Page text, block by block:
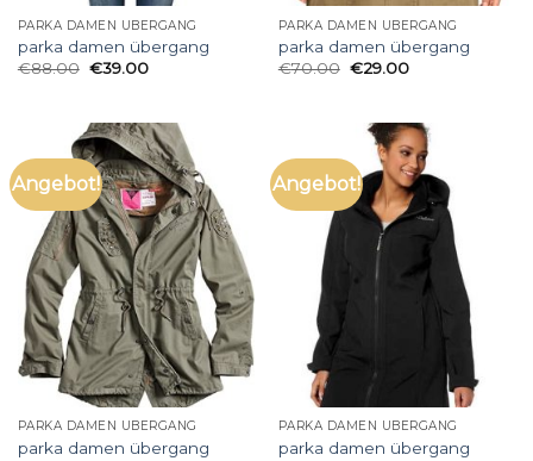
PARKA DAMEN ÜBERGANG
parka damen übergang
€88.00 €39.00
PARKA DAMEN ÜBERGANG
parka damen übergang
€70.00 €29.00
Angebot!
PARKA DAMEN ÜBERGANG
parka damen übergang
Angebot!
PARKA DAMEN ÜBERGANG
parka damen übergang